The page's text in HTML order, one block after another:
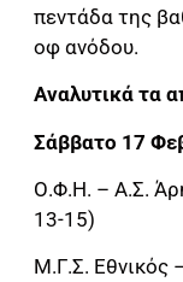
πεντάδα της
οφ ανόδου.
Αναλυτικά τα
Σάββατο 17
Ο.Φ.Η. – Α.Σ.
13-15)
Μ.Γ.Σ. Εθνικός